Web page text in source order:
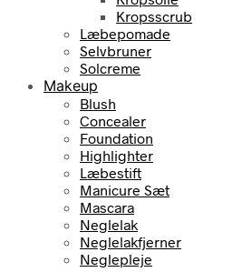
Kropsscrub
Læbepomade
Selvbruner
Solcreme
Makeup
Blush
Concealer
Foundation
Highlighter
Læbestift
Manicure Sæt
Mascara
Neglelak
Neglelakfjerner
Neglepleje